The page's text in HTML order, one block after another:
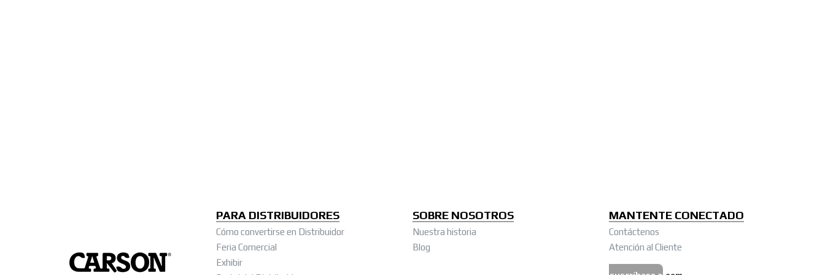
PARA DISTRIBUIDORES
Cómo convertirse en Distribuidor
Feria Comercial
Exhibir
SOBRE NOSOTROS
Nuestra historia
Blog
MANTENTE CONECTADO
Contáctenos
Atención al Cliente